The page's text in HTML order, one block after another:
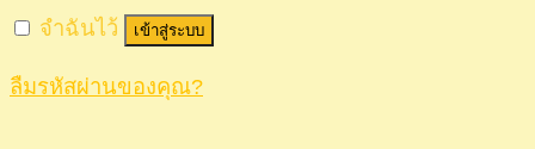
จำฉันไว้ เข้าสู่ระบบ
ลืมรหัสผ่านของคุณ?